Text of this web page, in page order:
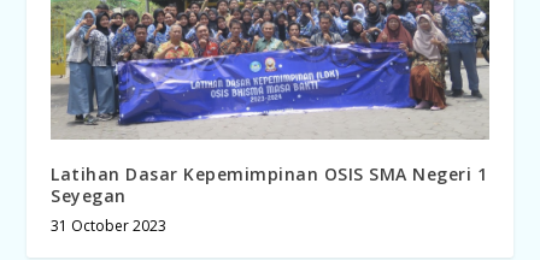
Latihan Dasar Kepemimpinan OSIS SMA Negeri 1
Seyegan
31 October 2023